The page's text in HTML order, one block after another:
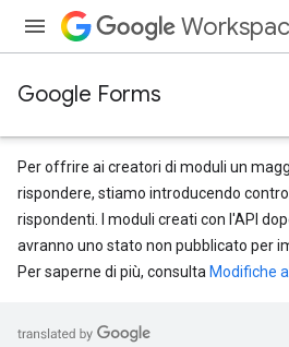
Google Forms
Per offrire ai creatori di moduli un
rispondere, stiamo introducendo
rispondenti. I moduli creati con l'API
avranno uno stato non pubblicato per
Per saperne di più, consulta Modifiche